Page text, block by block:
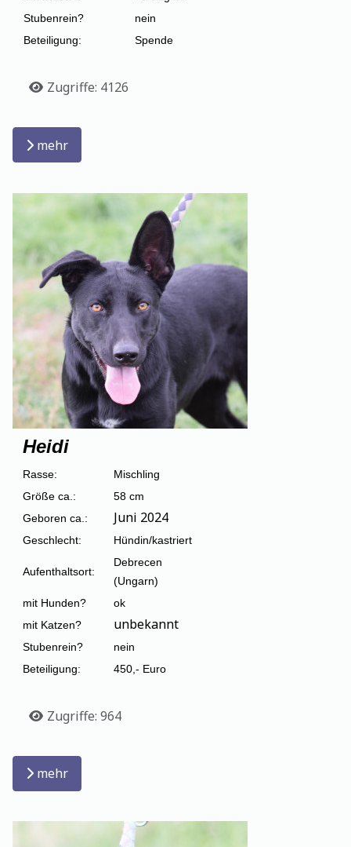
Stubenrein?
nein
Beteiligung:
Spende
Details
Zugriffe: 4126
mehr
Heidi
Rasse:
Mischling
Größe ca.:
58 cm
Geboren ca.:
Juni 2024
Geschlecht: Hündin/kastriert
Aufenthaltsort:
Debrecen
(Ungarn)
mit Hunden?
ok
mit Katzen?
unbekannt
Stubenrein?
nein
Beteiligung:
450,- Euro
Details
Zugriffe: 964
mehr